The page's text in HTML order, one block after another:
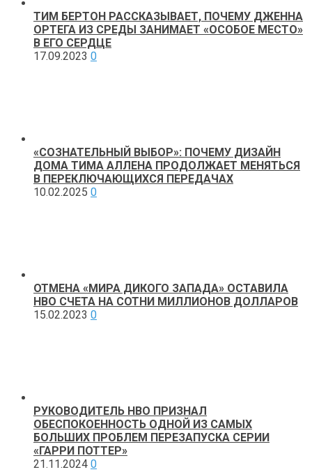
ТИМ БЕРТОН РАССКАЗЫВАЕТ, ПОЧЕМУ ДЖЕННА
ОРТЕГА ИЗ СРЕДЫ ЗАНИМАЕТ «ОСОБОЕ МЕСТО»
В ЕГО СЕРДЦЕ
17.09.2023 0
«СОЗНАТЕЛЬНЫЙ ВЫБОР»: ПОЧЕМУ ДИЗАЙН
ДОМА ТИМА АЛЛЕНА ПРОДОЛЖАЕТ МЕНЯТЬСЯ
В ПЕРЕКЛЮЧАЮЩИХСЯ ПЕРЕДАЧАХ
10.02.2025 0
ОТМЕНА «МИРА ДИКОГО ЗАПАДА» ОСТАВИЛА
HBO СЧЕТА НА СОТНИ МИЛЛИОНОВ ДОЛЛАРОВ
15.02.2023 0
РУКОВОДИТЕЛЬ HBO ПРИЗНАЛ
ОБЕСПОКОЕННОСТЬ ОДНОЙ ИЗ САМЫХ
БОЛЬШИХ ПРОБЛЕМ ПЕРЕЗАПУСКА СЕРИИ
«ГАРРИ ПОТТЕР»
21.11.2024 0